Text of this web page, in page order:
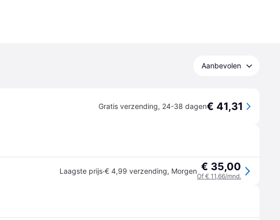
Aanbevolen
Gratis verzending, 24-38 dagen€ 41,31
Laagste prijs·€ 4,99 verzending, Morgen € 35,00
Of € 11,66/mnd.